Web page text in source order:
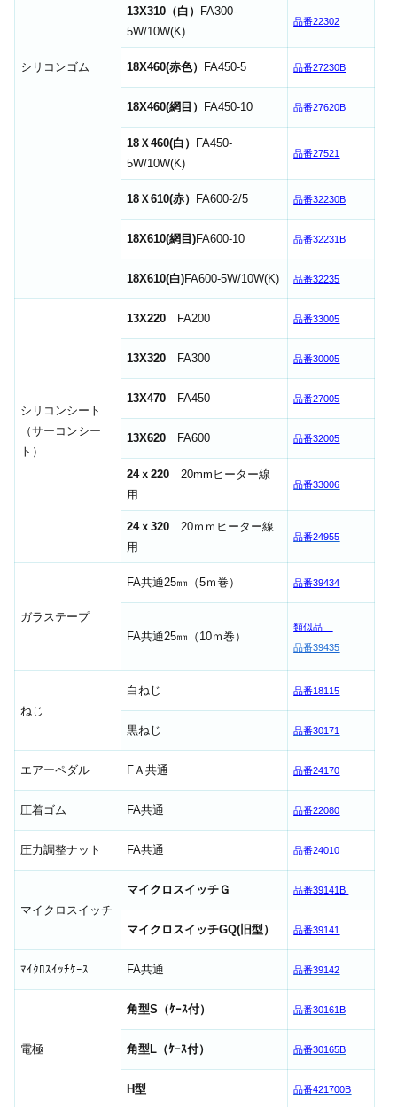
シリコンゴム
13X310（白） FA300-
5W/10W(K)
品番22302
18X460(赤色） FA450-5 品番27230B
18X460(網目） FA450-10 品番27620B
18Ｘ460(白） FA450-
5W/10W(K)
品番27521
18Ｘ610(赤） FA600-2/5 品番32230B
18X610(網目)FA600-10 品番32231B
18X610(白)FA600-5W/10W(K) 品番32235
シリコンシート
（サーコンシー
ト）
13X220 FA200 品番33005
13X320 FA300 品番30005
13X470 FA450 品番27005
13X620 FA600 品番32005
24ｘ220 20mmヒーター線
用
品番33006
24ｘ320 20ｍｍヒーター線
用
品番24955
ガラステープ
FA共通25㎜（5ｍ巻） 品番39434
FA共通25㎜（10ｍ巻）
類似品
品番39435
ねじ
白ねじ 品番18115
黒ねじ 品番30171
エアーペダル FＡ共通 品番24170
圧着ゴム FA共通 品番22080
圧力調整ナット FA共通 品番24010
マイクロスイッチ
マイクロスイッチＧ 品番39141B
マイクロスイッチGQ(旧型） 品番39141
ﾏｲｸﾛｽｲｯﾁｹｰｽ FA共通 品番39142
電極
角型S（ｹｰｽ付） 品番30161B
角型L（ｹｰｽ付） 品番30165B
H型 品番421700B